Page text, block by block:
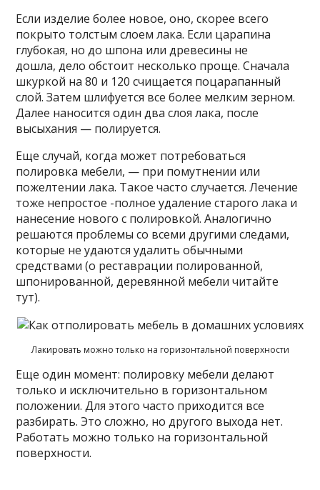
Если изделие более новое, оно, скорее всего
покрыто толстым слоем лака. Если царапина
глубокая, но до шпона или древесины не
дошла, дело обстоит несколько проще. Сначала
шкуркой на 80 и 120 счищается поцарапанный
слой. Затем шлифуется все более мелким зерном.
Далее наносится один два слоя лака, после
высыхания — полируется.
Еще случай, когда может потребоваться
полировка мебели, — при помутнении или
пожелтении лака. Такое часто случается. Лечение
тоже непростое -полное удаление старого лака и
нанесение нового с полировкой. Аналогично
решаются проблемы со всеми другими следами,
которые не удаются удалить обычными
средствами (о реставрации полированной,
шпонированной, деревянной мебели читайте
тут).
Лакировать можно только на горизонтальной поверхности
Еще один момент: полировку мебели делают
только и исключительно в горизонтальном
положении. Для этого часто приходится все
разбирать. Это сложно, но другого выхода нет.
Работать можно только на горизонтальной
поверхности.